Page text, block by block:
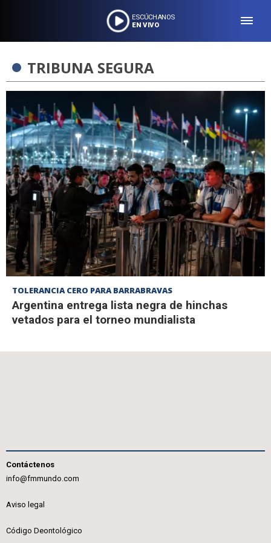
ESCÚCHANOS
EN VIVO
TRIBUNA SEGURA
TOLERANCIA CERO PARA BARRABRAVAS
Argentina entrega lista negra de hinchas
vetados para el torneo mundialista
Contáctenos
info@fmmundo.com
Aviso legal
Código Deontológico